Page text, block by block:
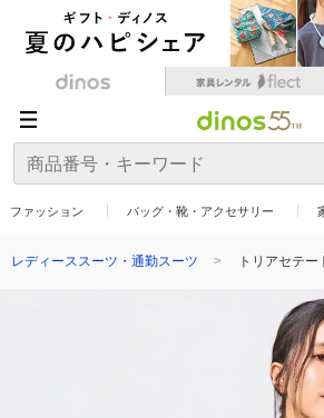
ファッション バッグ・靴・アクセサリー
レディーススーツ・通勤スーツ トリアセテ